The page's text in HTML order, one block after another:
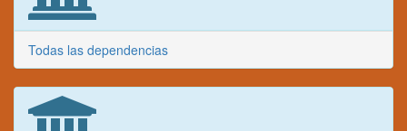
Todas las dependencias